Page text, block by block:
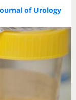
of Urology